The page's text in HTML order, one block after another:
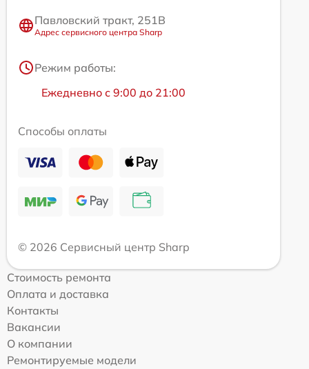
Павловский тракт, 251В
Адрес сервисного центра Sharp
Режим работы:
Ежедневно с 9:00 до 21:00
Способы оплаты
© 2026 Сервисный центр Sharp
Стоимость ремонта
Оплата и доставка
Контакты
Вакансии
О компании
Ремонтируемые модели